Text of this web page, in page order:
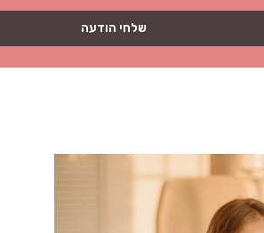
שלחי הודעה